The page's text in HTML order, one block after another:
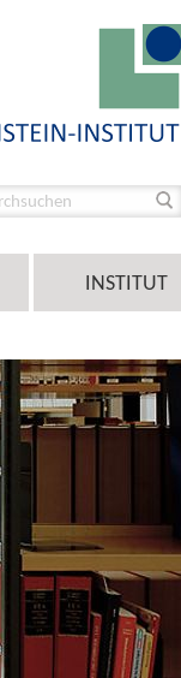
INSTITUT